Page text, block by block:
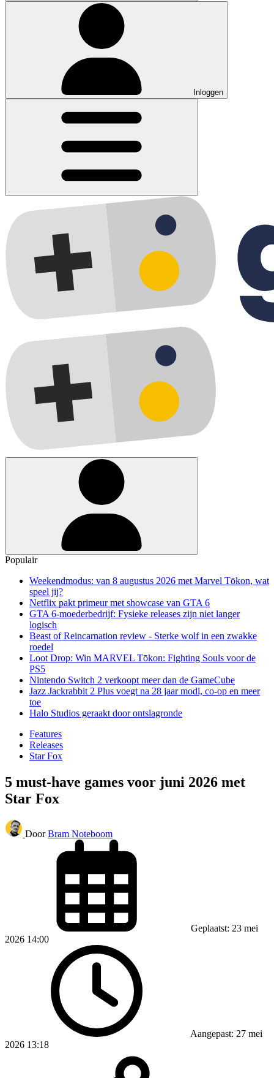
Inloggen
Populair
Weekendmodus: van 8 augustus 2026 met Marvel Tōkon, wat
speel jij?
Netflix pakt primeur met showcase van GTA 6
GTA 6-moederbedrijf: Fysieke releases zijn niet langer
logisch
Beast of Reincarnation review - Sterke wolf in een zwakke
roedel
Loot Drop: Win MARVEL Tōkon: Fighting Souls voor de
PS5
Nintendo Switch 2 verkoopt meer dan de GameCube
Jazz Jackrabbit 2 Plus voegt na 28 jaar modi, co-op en meer
toe
Halo Studios geraakt door ontslagronde
Features
Releases
Star Fox
5 must-have games voor juni 2026 met
Star Fox
Door Bram Noteboom
Geplaatst: 23 mei
2026 14:00
Aangepast: 27 mei
2026 13:18